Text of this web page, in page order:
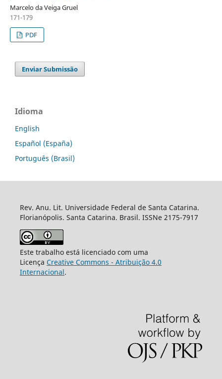
Marcelo da Veiga Gruel
171-179
PDF
Enviar Submissão
Idioma
English
Español (España)
Português (Brasil)
Rev. Anu. Lit. Universidade Federal de Santa Catarina.
Florianópolis. Santa Catarina. Brasil. ISSNe 2175-7917
Este trabalho está licenciado com uma
Licença Creative Commons - Atribuição 4.0
Internacional.